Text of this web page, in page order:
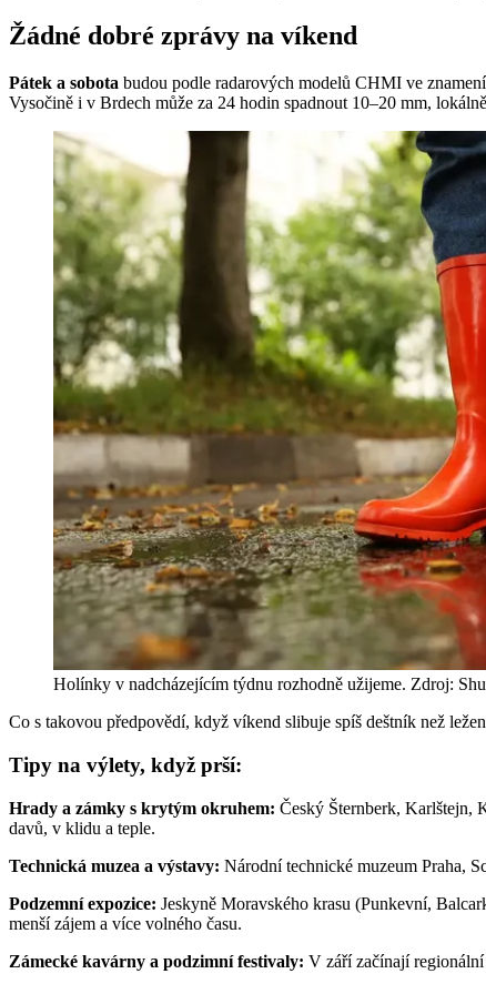
Žádné dobré zprávy na víkend
Pátek a sobota budou podle radarových modelů CHMI ve
Vysočině i v Brdech může za 24 hodin spadnout 10–20 mm,
Holínky v nadcházejícím týdnu rozhodně užijeme. Zdroj:
Co s takovou předpovědí, když víkend slibuje spíš deštník než
Tipy na výlety, když prší:
Hrady a zámky s krytým okruhem: Český Šternberk, Karlštejn,
davů, v klidu a teple.
Technická muzea a výstavy: Národní technické muzeum Praha,
Podzemní expozice: Jeskyně Moravského krasu (Punkevní,
menší zájem a více volného času.
Zámecké kavárny a podzimní festivaly: V září začínají